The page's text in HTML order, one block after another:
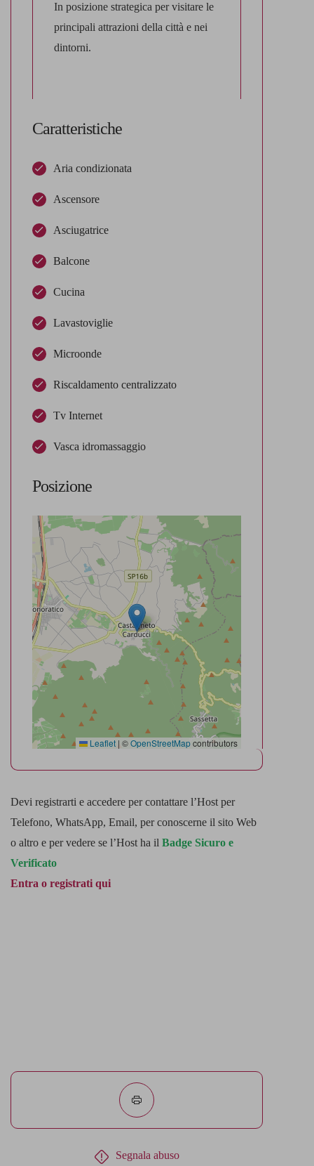
In posizione strategica per visitare le
principali attrazioni della città e nei
dintorni.
Caratteristiche
Aria condizionata
Ascensore
Asciugatrice
Balcone
Cucina
Lavastoviglie
Microonde
Riscaldamento centralizzato
Tv Internet
Vasca idromassaggio
Posizione
Leaflet | ©OpenStreetMapcontributors
Devi registrarti e accedere per contattare l’Host per
Telefono, WhatsApp, Email, per conoscerne il sito Web
o altro e per vedere se l’Host ha il Badge Sicuro e
Verificato
Entra o registrati qui
Segnala abuso